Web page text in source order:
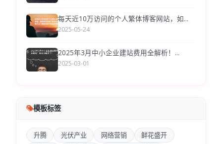
每天近10万访问的个人繁体博客网站，如...
2025-05-24
2025年3月中小企业建站费用全解析！...
2025-03-01
模板标签
升腾 光伏产业 网络营销
鲜花盛开